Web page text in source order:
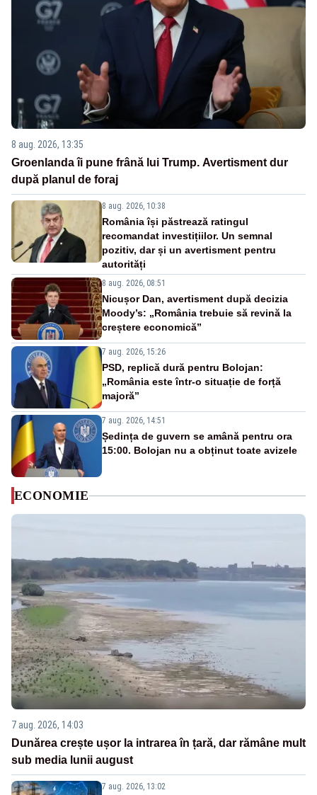
8 aug. 2026, 13:35
Groenlanda îi pune frână lui Trump. Avertisment dur
după planul de foraj
8 aug. 2026, 10:38
România își păstrează ratingul
recomandat investițiilor. Un semnal
pozitiv, dar și un avertisment pentru
autorități
8 aug. 2026, 08:51
Nicușor Dan, avertisment după decizia
Moody’s: „România trebuie să revină la
creștere economică”
7 aug. 2026, 15:26
PSD, replică dură pentru Bolojan:
„România este într-o situație de forță
majoră”
7 aug. 2026, 14:51
Ședința de guvern se amână pentru ora
15:00. Bolojan nu a obținut toate avizele
ECONOMIE
7 aug. 2026, 14:03
Dunărea crește ușor la intrarea în țară, dar rămâne mult
sub media lunii august
7 aug. 2026, 13:02